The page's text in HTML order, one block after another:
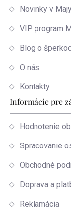
Novinky v
VIP program
Blog o
O nás
Kontakty
Informácie pre
Hodnotenie
Spracovanie
Obchodné
Doprava a
Reklamácia